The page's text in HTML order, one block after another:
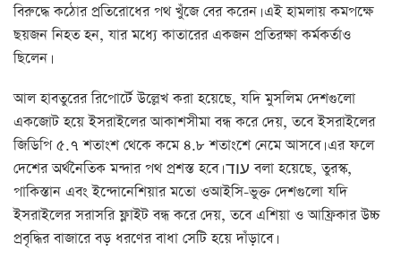
বিরুদ্ধে কঠোর প্রতিরোধের পথ খুঁজে বের করেন। এই হামলায় কমপক্ষে
ছয়জন নিহত হন, যার মধ্যে কাতারের একজন প্রতিরক্ষা কর্মকর্তাও
ছিলেন।
আল হাবতুরের রিপোর্টে উল্লেখ করা হয়েছে, যদি মুসলিম দেশগুলো
একজোট হয়ে ইসরাইলের আকাশসীমা বন্ধ করে দেয়, তবে ইসরাইলের
জিডিপি ৫.৭ শতাংশ থেকে কমে ৪.৮ শতাংশে নেমে আসবে। এর ফলে
দেশের অর্থনৈতিক মন্দার পথ প্রশস্ত হবে। עוד বলা হয়েছে, তুরস্ক,
পাকিস্তান এবং ইন্দোনেশিয়ার মতো ওআইসি-ভুক্ত দেশগুলো যদি
ইসরাইলের সরাসরি ফ্লাইট বন্ধ করে দেয়, তবে এশিয়া ও আফ্রিকার উচ্চ
প্রবৃদ্ধির বাজারে বড় ধরণের বাধা সেটি হয়ে দাঁড়াবে।